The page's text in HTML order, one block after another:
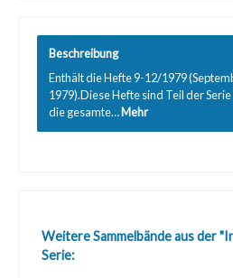
Beschreibung
Enthält die Hefte 9-12/1979
1979).Diese Hefte sind Teil der
die gesamte…Mehr
Produktgalerie überspringen
Weitere Sammelbände aus der
Serie: